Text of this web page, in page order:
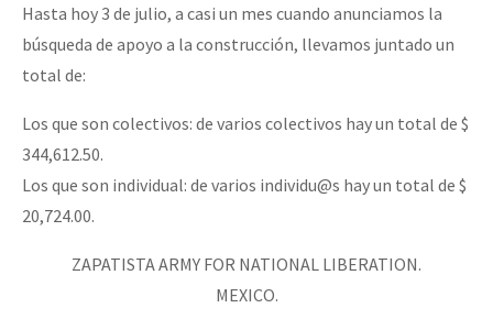
Hasta hoy 3 de julio, a casi un mes cuando anunciamos la
búsqueda de apoyo a la construcción, llevamos juntado un
total de:
Los que son colectivos: de varios colectivos hay un total de $
344,612.50.
Los que son individual: de varios individu@s hay un total de $
20,724.00.
ZAPATISTA ARMY FOR NATIONAL LIBERATION.
MEXICO.